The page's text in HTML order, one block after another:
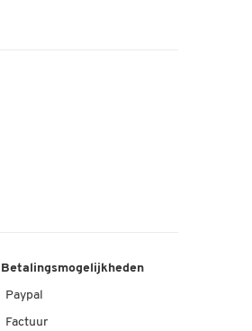
Betalingsmogelijkheden
Paypal
Factuur